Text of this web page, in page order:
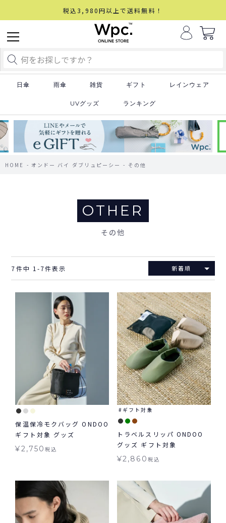
税込3,980円以上で送料無料！
日傘 雨傘 雑貨 ギフト レインウェア
UVグッズ ランキング
HOME オンドー バイ ダブリュピーシー その他
OTHER
その他
新着順
7件中 1 -7件表示
保温保冷モクバッグ ONDOO
ギフト対象 グッズ
¥2,750税込
ギフト対象
トラベルスリッパ ONDOO
グッズ ギフト対象
¥2,860 税込